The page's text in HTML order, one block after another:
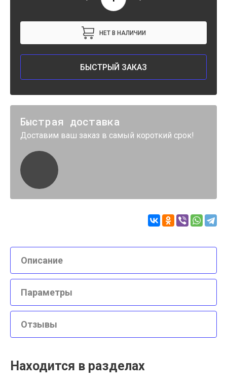
НЕТ В НАЛИЧИИ
БЫСТРЫЙ ЗАКАЗ
Быстрая доставка
Доставим ваш заказ в самый короткий срок!
Описание
Параметры
Отзывы
Находится в разделах